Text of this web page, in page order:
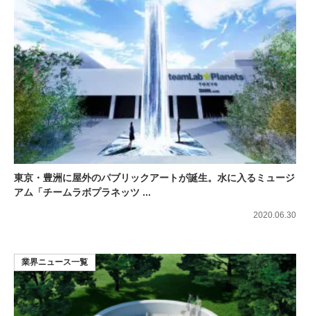
東京・豊洲に屋外のパブリックアートが誕生。水に入るミュージ
アム「チームラボプラネッツ ...
2020.06.30
業界ニュース一覧